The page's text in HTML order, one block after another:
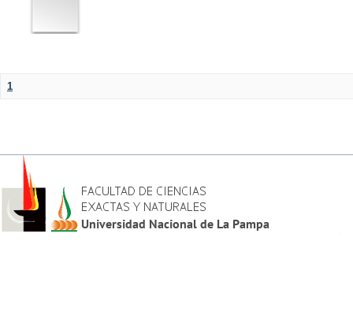
1